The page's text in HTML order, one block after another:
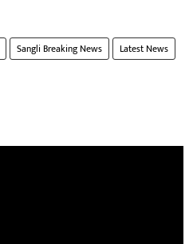
Sangli Breaking News
Latest News